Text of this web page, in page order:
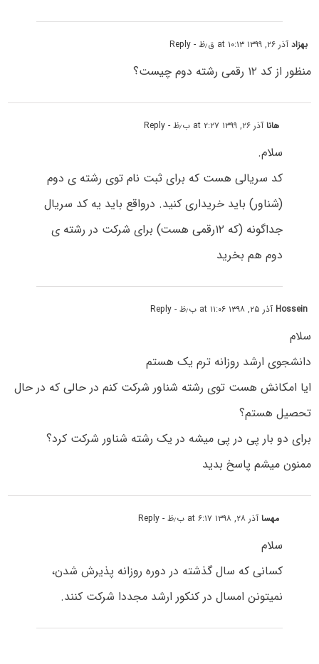
بهزادآذر ۲۶, ۱۳۹۹ at ۱۰:۱۳ ق٫ظ - Reply
منظور از کد ۱۲ رقمی رشته دوم چیست؟
هاناآذر ۲۶, ۱۳۹۹ at ۲:۲۷ ب٫ظ - Reply
سلام.
کد سریالی هست که برای ثبت نام توی رشته ی دوم
(شناور) باید خریداری کنید. درواقع باید یه کد سریال
جداگونه (که ۱۲رقمی هست) برای شرکت در رشته ی
دوم هم بخرید
Hosseinآذر ۲۵, ۱۳۹۸ at ۱۱:۰۶ ب٫ظ - Reply
سلام
دانشجوی ارشد روزانه ترم یک هستم
ایا امکانش هست توی رشته شناور شرکت کنم در حالی که در حال
تحصیل هستم؟
برای دو بار پی در پی میشه در یک رشته شناور شرکت کرد؟
ممنون میشم پاسخ بدید
مهساآذر ۲۸, ۱۳۹۸ at ۶:۱۷ ب٫ظ - Reply
سلام
کسانی که سال گذشته در دوره روزانه پذیرش شدن،
نمیتونن امسال در کنکور ارشد مجددا شرکت کنند.